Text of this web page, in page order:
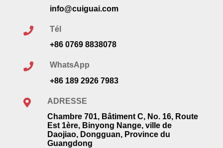
info@cuiguai.com
Tél
+86 0769 8838078
WhatsApp
+86 189 2926 7983
ADRESSE
Chambre 701, Bâtiment C, No. 16, Route
Est 1ère, Binyong Nange, ville de
Daojiao, Dongguan, Province du
Guangdong